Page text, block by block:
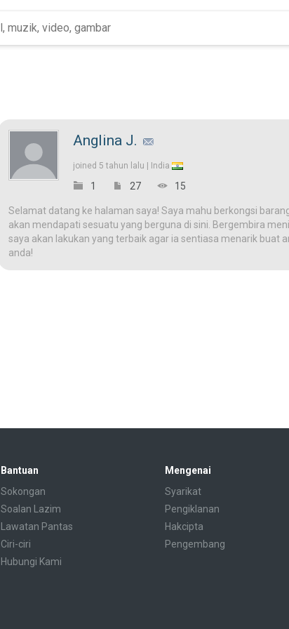
Anglina J.
joined 5 tahun lalu | India
1 27 15
Selamat datang ke halaman saya! Saya mahu berkongsi
akan mendapati sesuatu yang berguna di sini. Bergembira
saya akan lakukan yang terbaik agar ia sentiasa menarik buat
anda!
Bantuan
Sokongan
Soalan Lazim
Lawatan Pantas
Ciri-ciri
Hubungi Kami
Mengenai
Syarikat
Pengiklanan
Hakcipta
Pengembang